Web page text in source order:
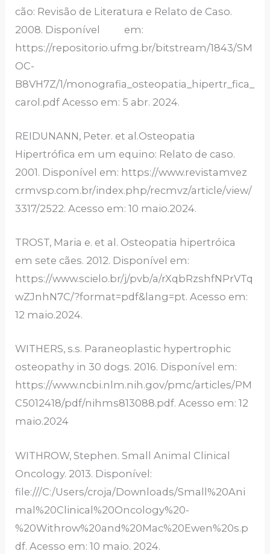
cão: Revisão de Literatura e Relato de Caso.
2008. Disponível em:
https://repositorio.ufmg.br/bitstream/1843/SM
OC-
B8VH7Z/1/monografia_osteopatia_hipertr_fica_
carol.pdf Acesso em: 5 abr. 2024.
REIDUNANN, Peter. et al.Osteopatia
Hipertrófica em um equino: Relato de caso.
2001. Disponível em: https://www.revistamvez
crmvsp.com.br/index.php/recmvz/article/view/
3317/2522. Acesso em: 10 maio.2024.
TROST, Maria e. et al. Osteopatia hipertróica
em sete cães. 2012. Disponível em:
https://www.scielo.br/j/pvb/a/rXqbRzshfNPrVTq
wZJnhN7C/?format=pdf&lang=pt. Acesso em:
12 maio.2024.
WITHERS, s.s. Paraneoplastic hypertrophic
osteopathy in 30 dogs. 2016. Disponível em:
https://www.ncbi.nlm.nih.gov/pmc/articles/PM
C5012418/pdf/nihms813088.pdf. Acesso em: 12
maio.2024
WITHROW, Stephen. Small Animal Clinical
Oncology. 2013. Disponível:
file:///C:/Users/croja/Downloads/Small%20Ani
mal%20Clinical%20Oncology%20-
%20Withrow%20and%20Mac%20Ewen%20s.p
df. Acesso em: 10 maio. 2024.